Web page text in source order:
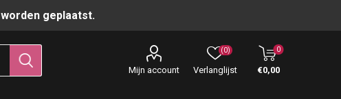
geplaatst.
Mijn account Verlanglijst
(0) 0
€0,00